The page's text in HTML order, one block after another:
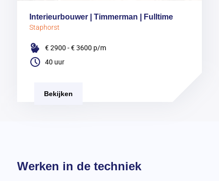
Interieurbouwer | Timmerman | Fulltime
Staphorst
€ 2900 - € 3600 p/m
40 uur
Bekijken
Werken in de techniek